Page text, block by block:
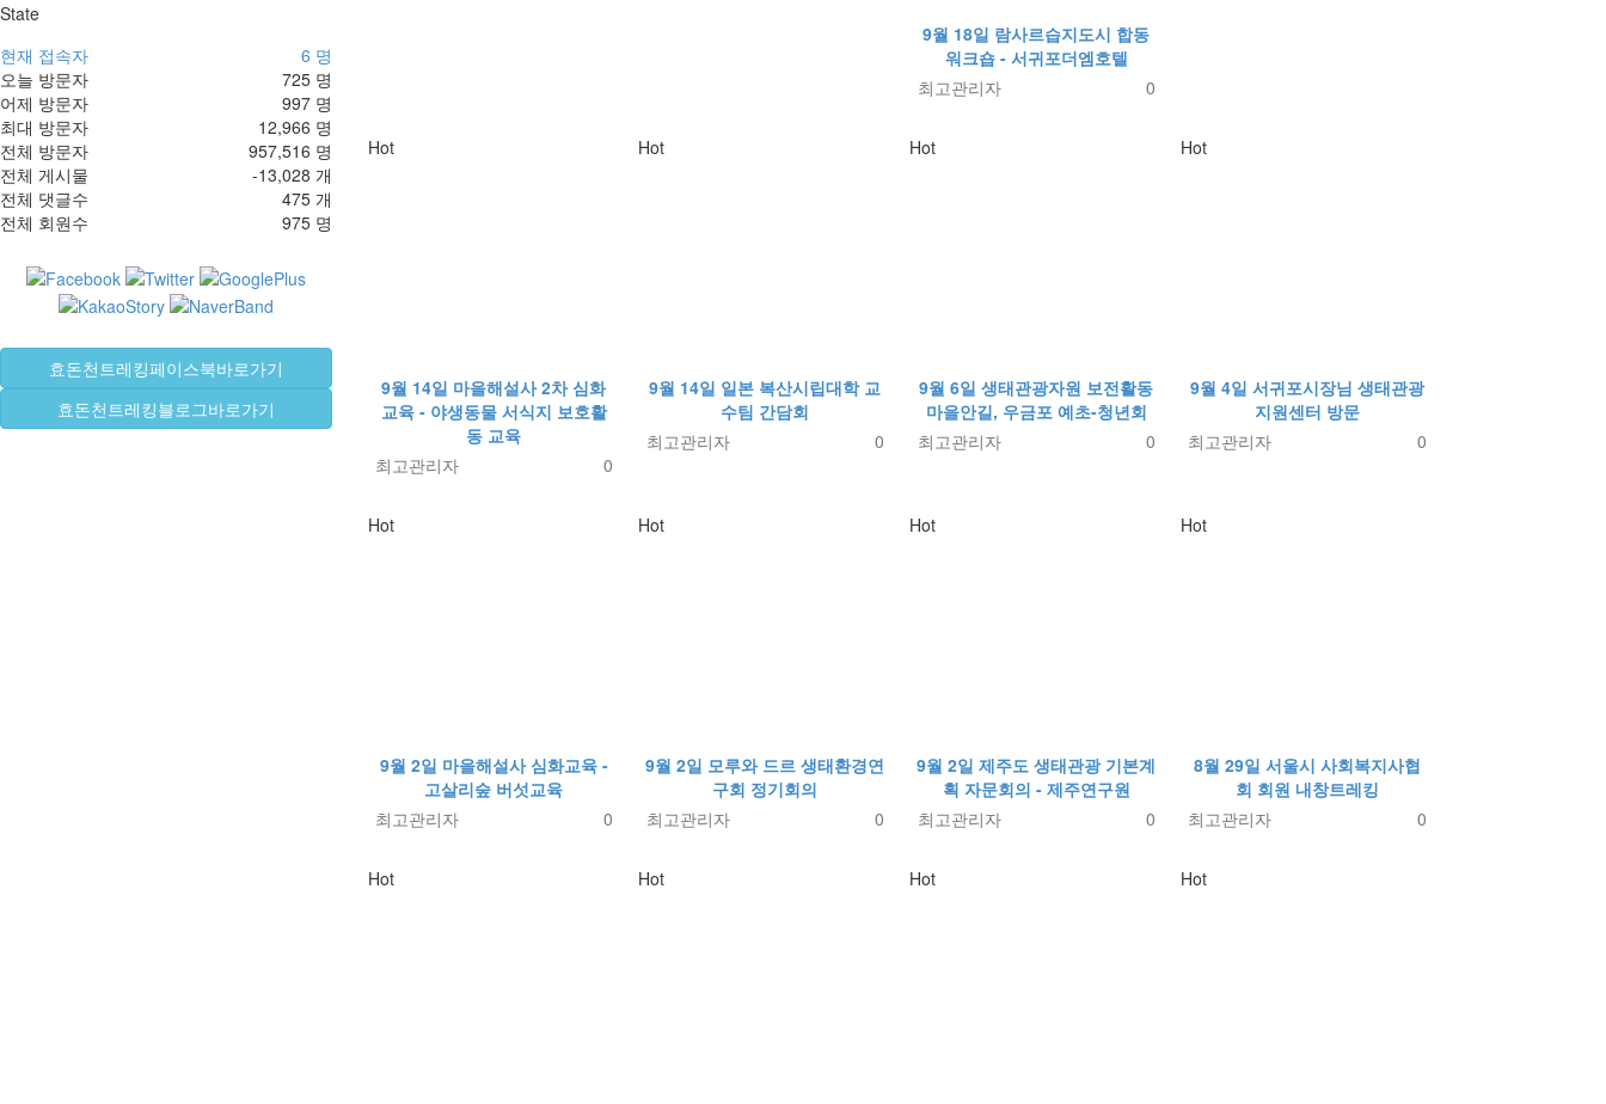
9월 18일 람사르습지도시 합동
워크숍 - 서귀포더엠호텔
최고관리자
0
Hot
9월 14일 마을해설사 2차 심화
교육 - 야생동물 서식지 보호활
동 교육
최고관리자
0
Hot
9월 14일 일본 복산시립대학 교
수팀 간담회
최고관리자
0
Hot
9월 6일 생태관광자원 보전활동
마을안길, 우금포 예초-청년회
최고관리자
0
Hot
9월 4일 서귀포시장님 생태관광
지원센터 방문
최고관리자
0
Hot
9월 2일 마을해설사 심화교육 -
고살리숲 버섯교육
최고관리자
0
Hot
9월 2일 모루와 드르 생태환경연
구회 정기회의
최고관리자
0
Hot
9월 2일 제주도 생태관광 기본계
획 자문회의 - 제주연구원
최고관리자
0
Hot
8월 29일 서울시 사회복지사협
회 회원 내창트레킹
최고관리자
0
Hot Hot Hot Hot
State
현재 접속자
6 명
오늘 방문자
725 명
어제 방문자
997 명
최대 방문자
12,966 명
전체 방문자
957,516 명
전체 게시물
-13,028 개
전체 댓글수
475 개
전체 회원수
975 명
효돈천트레킹페이스북바로가기
효돈천트레킹블로그바로가기